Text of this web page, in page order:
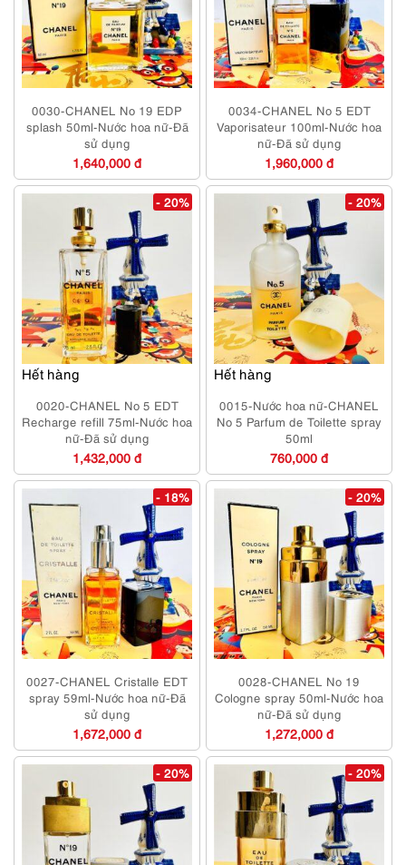
0030-CHANEL No 19 EDP
splash 50ml-Nước hoa nữ-Đã
sử dụng
1,640,000 đ
0034-CHANEL No 5 EDT
Vaporisateur 100ml-Nước hoa
nữ-Đã sử dụng
1,960,000 đ
Hết hàng
- 20%
0020-CHANEL No 5 EDT
Recharge refill 75ml-Nước hoa
nữ-Đã sử dụng
1,432,000 đ
Hết hàng
- 20%
0015-Nước hoa nữ-CHANEL
No 5 Parfum de Toilette spray
50ml
760,000 đ
- 18%
0027-CHANEL Cristalle EDT
spray 59ml-Nước hoa nữ-Đã
sử dụng
1,672,000 đ
- 20%
0028-CHANEL No 19
Cologne spray 50ml-Nước hoa
nữ-Đã sử dụng
1,272,000 đ
- 20% - 20%